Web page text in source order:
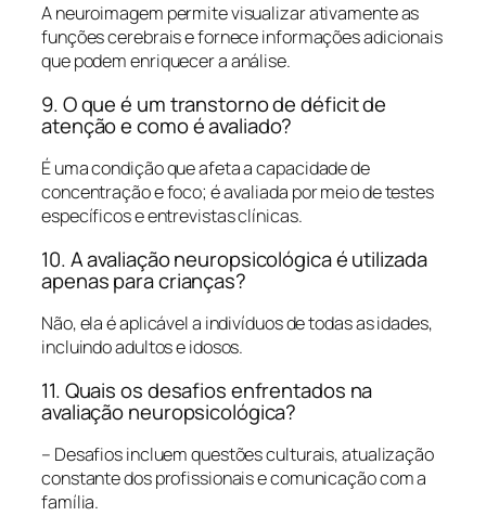
A neuroimagem permite visualizar ativamente as
funções cerebrais e fornece informações adicionais
que podem enriquecer a análise.
9. O que é um transtorno de déficit de
atenção e como é avaliado?
É uma condição que afeta a capacidade de
concentração e foco; é avaliada por meio de testes
específicos e entrevistas clínicas.
10. A avaliação neuropsicológica é utilizada
apenas para crianças?
Não, ela é aplicável a indivíduos de todas as idades,
incluindo adultos e idosos.
11. Quais os desafios enfrentados na
avaliação neuropsicológica?
– Desafios incluem questões culturais, atualização
constante dos profissionais e comunicação com a
família.